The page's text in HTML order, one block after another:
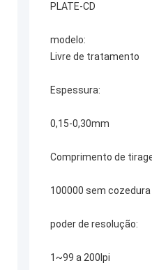
PLATE-CD
modelo:
Livre de tratamento
Espessura:
0,15-0,30mm
Comprimento de
100000 sem cozedura
poder de resolução:
1~99 a 200lpi